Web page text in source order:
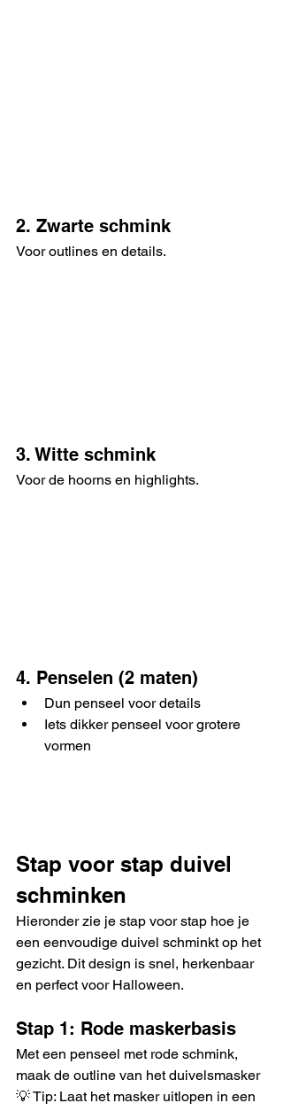
2. Zwarte schmink
Voor outlines en details.
3. Witte schmink
Voor de hoorns en highlights.
4. Penselen (2 maten)
Dun penseel voor details
Iets dikker penseel voor grotere
vormen
Stap voor stap duivel
schminken
Hieronder zie je stap voor stap hoe je
een eenvoudige duivel schminkt op het
gezicht. Dit design is snel, herkenbaar
en perfect voor Halloween.
Stap 1: Rode maskerbasis
Met een penseel met rode schmink,
maak de outline van het duivelsmasker
💡 Tip: Laat het masker uitlopen in een